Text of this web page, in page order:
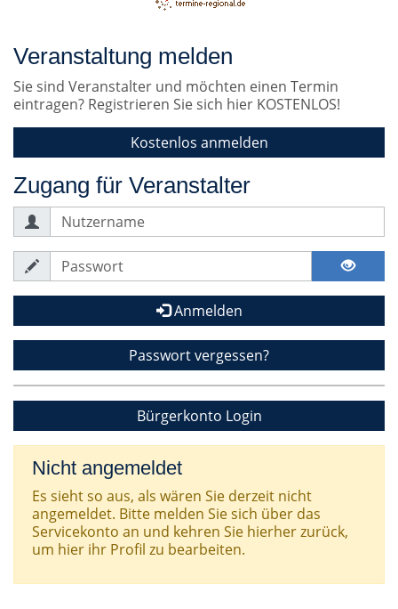
Veranstaltung melden
Sie sind Veranstalter und möchten einen Termin
eintragen? Registrieren Sie sich hier KOSTENLOS!
Kostenlos anmelden
Zugang für Veranstalter
Anmelden
Passwort vergessen?
Bürgerkonto Login
Nicht angemeldet
Es sieht so aus, als wären Sie derzeit nicht
angemeldet. Bitte melden Sie sich über das
Servicekonto an und kehren Sie hierher zurück,
um hier ihr Profil zu bearbeiten.